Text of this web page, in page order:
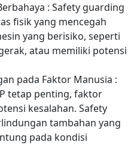
: Safety guarding
fisik yang mencegah
yang berisiko, seperti
atau memiliki potensi
pada Faktor Manusia :
tetap penting, faktor
kesalahan. Safety
tambahan yang
pada kondisi